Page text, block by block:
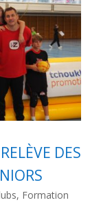
DES
, Formation